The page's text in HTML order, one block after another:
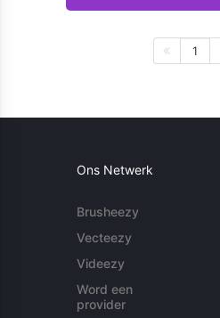
1
Ons Netwerk
Brusheezy
Vecteezy
Videezy
Word een
provider